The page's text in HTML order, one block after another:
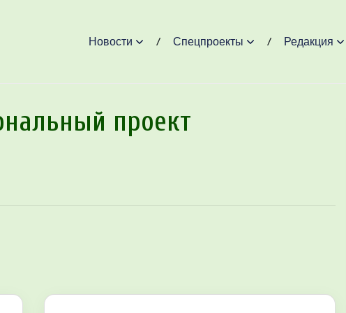
Новости Спецпроекты Редакция
проект